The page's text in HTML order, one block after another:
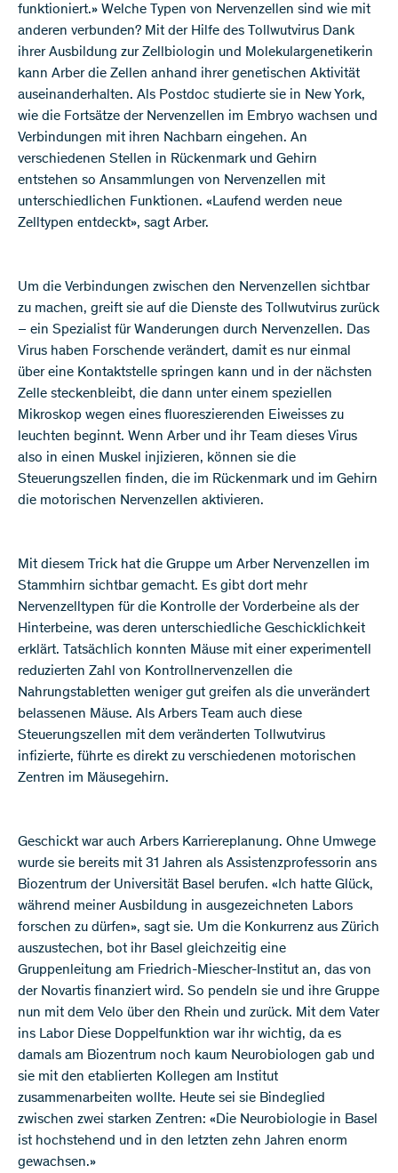
funktioniert.» Welche Typen von Nervenzellen sind wie mit
anderen verbunden? Mit der Hilfe des Tollwutvirus Dank
ihrer Ausbildung zur Zellbiologin und Molekulargenetikerin
kann Arber die Zellen anhand ihrer genetischen Aktivität
auseinanderhalten. Als Postdoc studierte sie in New York,
wie die Fortsätze der Nervenzellen im Embryo wachsen und
Verbindungen mit ihren Nachbarn eingehen. An
verschiedenen Stellen in Rückenmark und Gehirn
entstehen so Ansammlungen von Nervenzellen mit
unterschiedlichen Funktionen. «Laufend werden neue
Zelltypen entdeckt», sagt Arber.
Um die Verbindungen zwischen den Nervenzellen sichtbar
zu machen, greift sie auf die Dienste des Tollwutvirus zurück
– ein Spezialist für Wanderungen durch Nervenzellen. Das
Virus haben Forschende verändert, damit es nur einmal
über eine Kontaktstelle springen kann und in der nächsten
Zelle steckenbleibt, die dann unter einem speziellen
Mikroskop wegen eines fluoreszierenden Eiweisses zu
leuchten beginnt. Wenn Arber und ihr Team dieses Virus
also in einen Muskel injizieren, können sie die
Steuerungszellen finden, die im Rückenmark und im Gehirn
die motorischen Nervenzellen aktivieren.
Mit diesem Trick hat die Gruppe um Arber Nervenzellen im
Stammhirn sichtbar gemacht. Es gibt dort mehr
Nervenzelltypen für die Kontrolle der Vorderbeine als der
Hinterbeine, was deren unterschiedliche Geschicklichkeit
erklärt. Tatsächlich konnten Mäuse mit einer experimentell
reduzierten Zahl von Kontrollnervenzellen die
Nahrungstabletten weniger gut greifen als die unverändert
belassenen Mäuse. Als Arbers Team auch diese
Steuerungszellen mit dem veränderten Tollwutvirus
infizierte, führte es direkt zu verschiedenen motorischen
Zentren im Mäusegehirn.
Geschickt war auch Arbers Karriereplanung. Ohne Umwege
wurde sie bereits mit 31 Jahren als Assistenzprofessorin ans
Biozentrum der Universität Basel berufen. «Ich hatte Glück,
während meiner Ausbildung in ausgezeichneten Labors
forschen zu dürfen», sagt sie. Um die Konkurrenz aus Zürich
auszustechen, bot ihr Basel gleichzeitig eine
Gruppenleitung am Friedrich-Miescher-Institut an, das von
der Novartis finanziert wird. So pendeln sie und ihre Gruppe
nun mit dem Velo über den Rhein und zurück. Mit dem Vater
ins Labor Diese Doppelfunktion war ihr wichtig, da es
damals am Biozentrum noch kaum Neurobiologen gab und
sie mit den etablierten Kollegen am Institut
zusammenarbeiten wollte. Heute sei sie Bindeglied
zwischen zwei starken Zentren: «Die Neurobiologie in Basel
ist hochstehend und in den letzten zehn Jahren enorm
gewachsen.»